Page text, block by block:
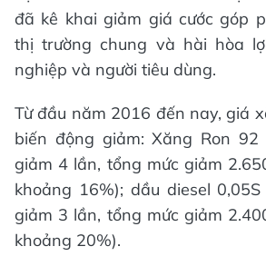
đã kê khai giảm giá cước góp
thị trường chung và hài hòa
nghiệp và người tiêu dùng.
Từ đầu năm 2016 đến nay, giá
biến động giảm: Xăng Ron 92
giảm 4 lần, tổng mức giảm
khoảng 16%); dầu diesel
giảm 3 lần, tổng mức giảm
khoảng 20%).